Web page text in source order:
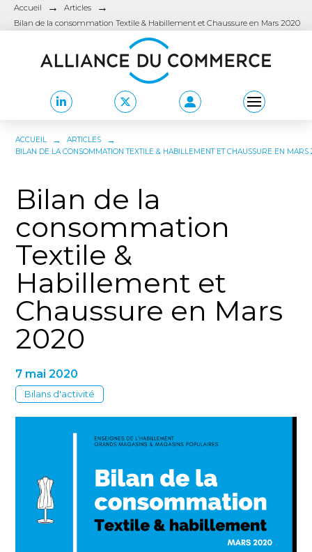
Accueil → Articles →
Bilan de la consommation Textile & Habillement et Chaussure en Mars 2020
ACCUEIL → ARTICLES →
BILAN DE LA CONSOMMATION TEXTILE & HABILLEMENT ET CHAUSSURE EN MARS
Bilan de la
consommation
Textile &
Habillement et
Chaussure en Mars
2020
7 mai 2020
Bilans d'activité